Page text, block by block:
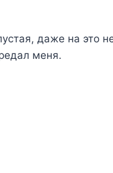
даже на это
меня.